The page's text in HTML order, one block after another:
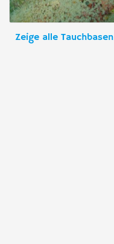
Zeige alle Tauchbasen